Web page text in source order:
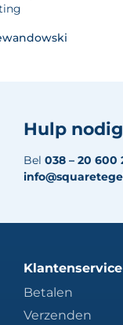
uitzoeken
Hulp
Bel 038 – 20 600
Klantenservice
Betalen
Verzenden